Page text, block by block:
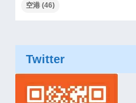
空港 (46)
Twitter